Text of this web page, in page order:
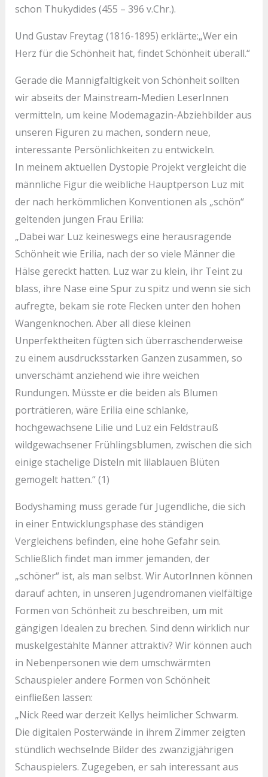
schon Thukydides (455 – 396 v.Chr.).
Und Gustav Freytag (1816-1895) erklärte:„Wer ein
Herz für die Schönheit hat, findet Schönheit überall.“
Gerade die Mannigfaltigkeit von Schönheit sollten
wir abseits der Mainstream-Medien LeserInnen
vermitteln, um keine Modemagazin-Abziehbilder aus
unseren Figuren zu machen, sondern neue,
interessante Persönlichkeiten zu entwickeln.
In meinem aktuellen Dystopie Projekt vergleicht die
männliche Figur die weibliche Hauptperson Luz mit
der nach herkömmlichen Konventionen als „schön“
geltenden jungen Frau Erilia:
„Dabei war Luz keineswegs eine herausragende
Schönheit wie Erilia, nach der so viele Männer die
Hälse gereckt hatten. Luz war zu klein, ihr Teint zu
blass, ihre Nase eine Spur zu spitz und wenn sie sich
aufregte, bekam sie rote Flecken unter den hohen
Wangenknochen. Aber all diese kleinen
Unperfektheiten fügten sich überraschenderweise
zu einem ausdrucksstarken Ganzen zusammen, so
unverschämt anziehend wie ihre weichen
Rundungen. Müsste er die beiden als Blumen
porträtieren, wäre Erilia eine schlanke,
hochgewachsene Lilie und Luz ein Feldstrauß
wildgewachsener Frühlingsblumen, zwischen die sich
einige stachelige Disteln mit lilablauen Blüten
gemogelt hatten.“ (1)
Bodyshaming muss gerade für Jugendliche, die sich
in einer Entwicklungsphase des ständigen
Vergleichens befinden, eine hohe Gefahr sein.
Schließlich findet man immer jemanden, der
„schöner“ ist, als man selbst. Wir AutorInnen können
darauf achten, in unseren Jugendromanen vielfältige
Formen von Schönheit zu beschreiben, um mit
gängigen Idealen zu brechen. Sind denn wirklich nur
muskelgestählte Männer attraktiv? Wir können auch
in Nebenpersonen wie dem umschwärmten
Schauspieler andere Formen von Schönheit
einfließen lassen:
„Nick Reed war derzeit Kellys heimlicher Schwarm.
Die digitalen Posterwände in ihrem Zimmer zeigten
stündlich wechselnde Bilder des zwanzigjährigen
Schauspielers. Zugegeben, er sah interessant aus